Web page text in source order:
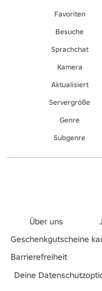
Favoriten
Besuche
Sprachchat
Kamera
Aktualisiert
Servergröße
Genre
Sub­gen­re
Über uns
Geschenkgutscheine
Barrierefreiheit
Deine